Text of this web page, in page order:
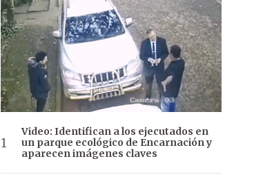
Video: Identifican a los ejecutados en
un parque ecológico de Encarnación y
aparecen imágenes claves